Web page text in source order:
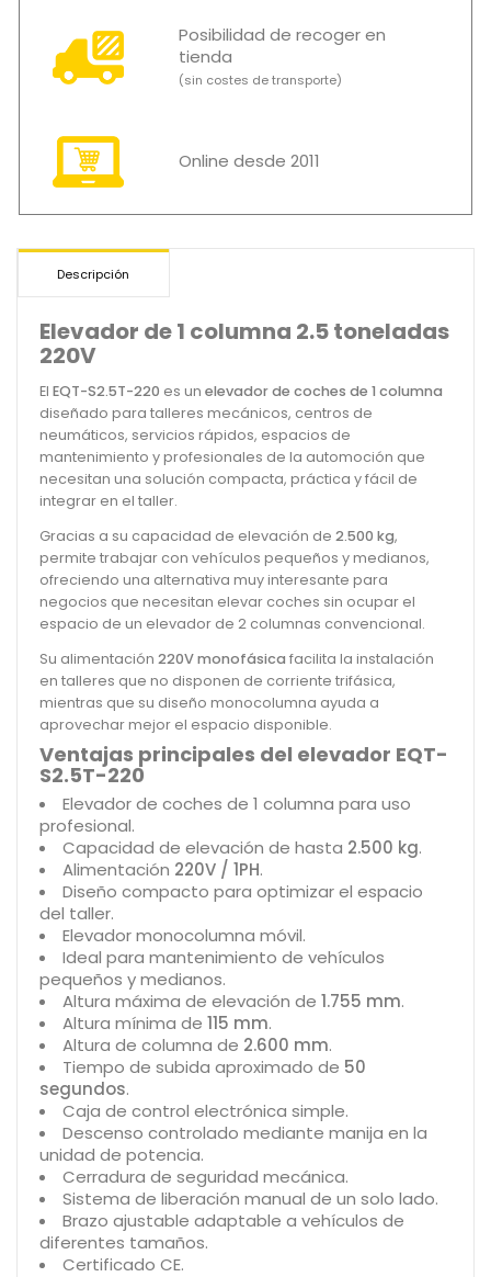
Posibilidad de recoger en
tienda
(sin costes de transporte)
Online desde 2011
Descripción
Elevador de 1 columna 2.5 toneladas
220V
El EQT-S2.5T-220 es un elevador de coches de 1 columna
diseñado para talleres mecánicos, centros de
neumáticos, servicios rápidos, espacios de
mantenimiento y profesionales de la automoción que
necesitan una solución compacta, práctica y fácil de
integrar en el taller.
Gracias a su capacidad de elevación de 2.500 kg,
permite trabajar con vehículos pequeños y medianos,
ofreciendo una alternativa muy interesante para
negocios que necesitan elevar coches sin ocupar el
espacio de un elevador de 2 columnas convencional.
Su alimentación 220V monofásica facilita la instalación
en talleres que no disponen de corriente trifásica,
mientras que su diseño monocolumna ayuda a
aprovechar mejor el espacio disponible.
Ventajas principales del elevador EQT-
S2.5T-220
Elevador de coches de 1 columna para uso
profesional.
Capacidad de elevación de hasta 2.500 kg.
Alimentación 220V / 1PH.
Diseño compacto para optimizar el espacio
del taller.
Elevador monocolumna móvil.
Ideal para mantenimiento de vehículos
pequeños y medianos.
Altura máxima de elevación de 1.755 mm.
Altura mínima de 115 mm.
Altura de columna de 2.600 mm.
Tiempo de subida aproximado de 50
segundos.
Caja de control electrónica simple.
Descenso controlado mediante manija en la
unidad de potencia.
Cerradura de seguridad mecánica.
Sistema de liberación manual de un solo lado.
Brazo ajustable adaptable a vehículos de
diferentes tamaños.
Certificado CE.